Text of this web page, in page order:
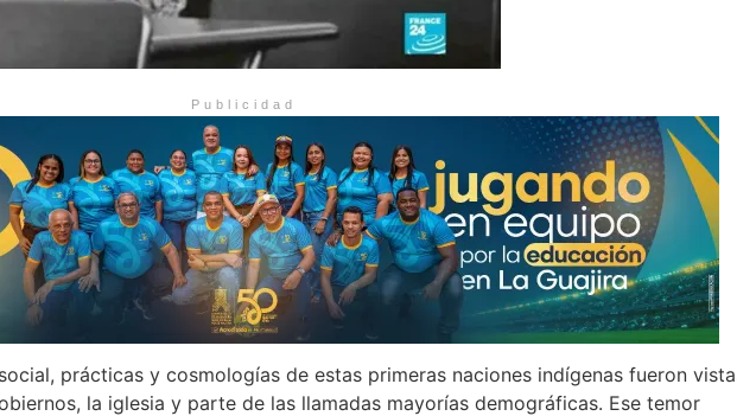
Publicidad
prácticas y cosmologías de estas primeras naciones indígenas fueron
la iglesia y parte de las llamadas mayorías demográficas. Ese temor